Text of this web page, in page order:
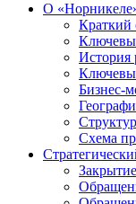
О
Краткий
История
Бизнес-
Схема